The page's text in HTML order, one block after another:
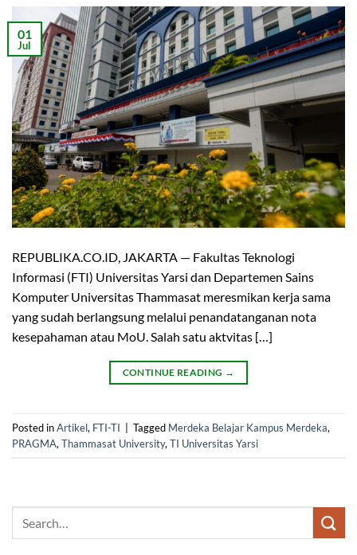
01
Jul
REPUBLIKA.CO.ID, JAKARTA — Fakultas Teknologi
Informasi (FTI) Universitas Yarsi dan Departemen Sains
Komputer Universitas Thammasat meresmikan kerja sama
yang sudah berlangsung melalui penandatanganan nota
kesepahaman atau MoU. Salah satu aktvitas […]
CONTINUE READING →
Posted inArtikel, FTI-TI Tagged Merdeka Belajar Kampus Merdeka,
PRAGMA, Thammasat University, TI Universitas Yarsi